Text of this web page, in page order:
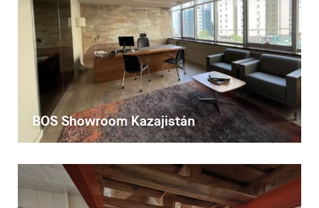
BOS Showroom Kazajistán